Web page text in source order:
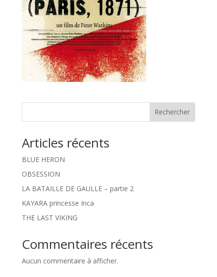
Rechercher
Articles récents
BLUE HERON
OBSESSION
LA BATAILLE DE GAULLE – partie 2
KAYARA princesse Inca
THE LAST VIKING
Commentaires récents
Aucun commentaire à afficher.